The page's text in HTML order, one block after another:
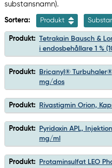
substansnamn).
Sortera: Produkt
Produkt: Tetrakain Bausch &
i endosbehållare 1 %
Produkt:
Bricanyl®
mg/dos
Produkt: Rivastigmin Orion,
Produkt:
Pyridoxin APL,
mg/ml
Produkt:
Protaminsulfat LEO